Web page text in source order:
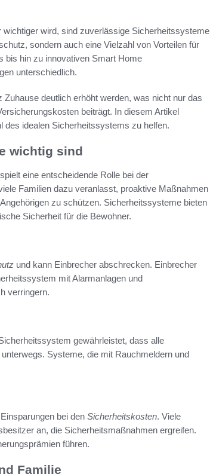
wird, sind zuverlässige Sicherheitssysteme
sondern auch eine Vielzahl von Vorteilen für
bis hin zu innovativen Smart Home
unterschiedlich.
deutlich erhöht werden, was nicht nur das
beiträgt. In diesem Artikel
des idealen Sicherheitssystems zu helfen.
wichtig sind
eine entscheidende Rolle bei der
Familien dazu veranlasst, proaktive Maßnahmen
zu schützen. Sicherheitssysteme bieten
Sicherheit für die Bewohner.
und kann Einbrecher abschrecken. Einbrecher
mit Alarmanlagen und
verringern.
gewährleistet, dass alle
Systeme, die mit Rauchmeldern und
bei den Sicherheitskosten. Viele
an, die Sicherheitsmaßnahmen ergreifen.
führen.
Familie